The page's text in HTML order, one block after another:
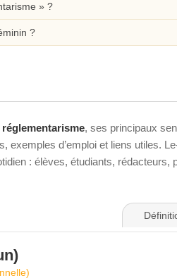
» ?
?
réglementarisme, ses principaux
exemples d’emploi et liens utiles.
: élèves, étudiants, rédacteurs,